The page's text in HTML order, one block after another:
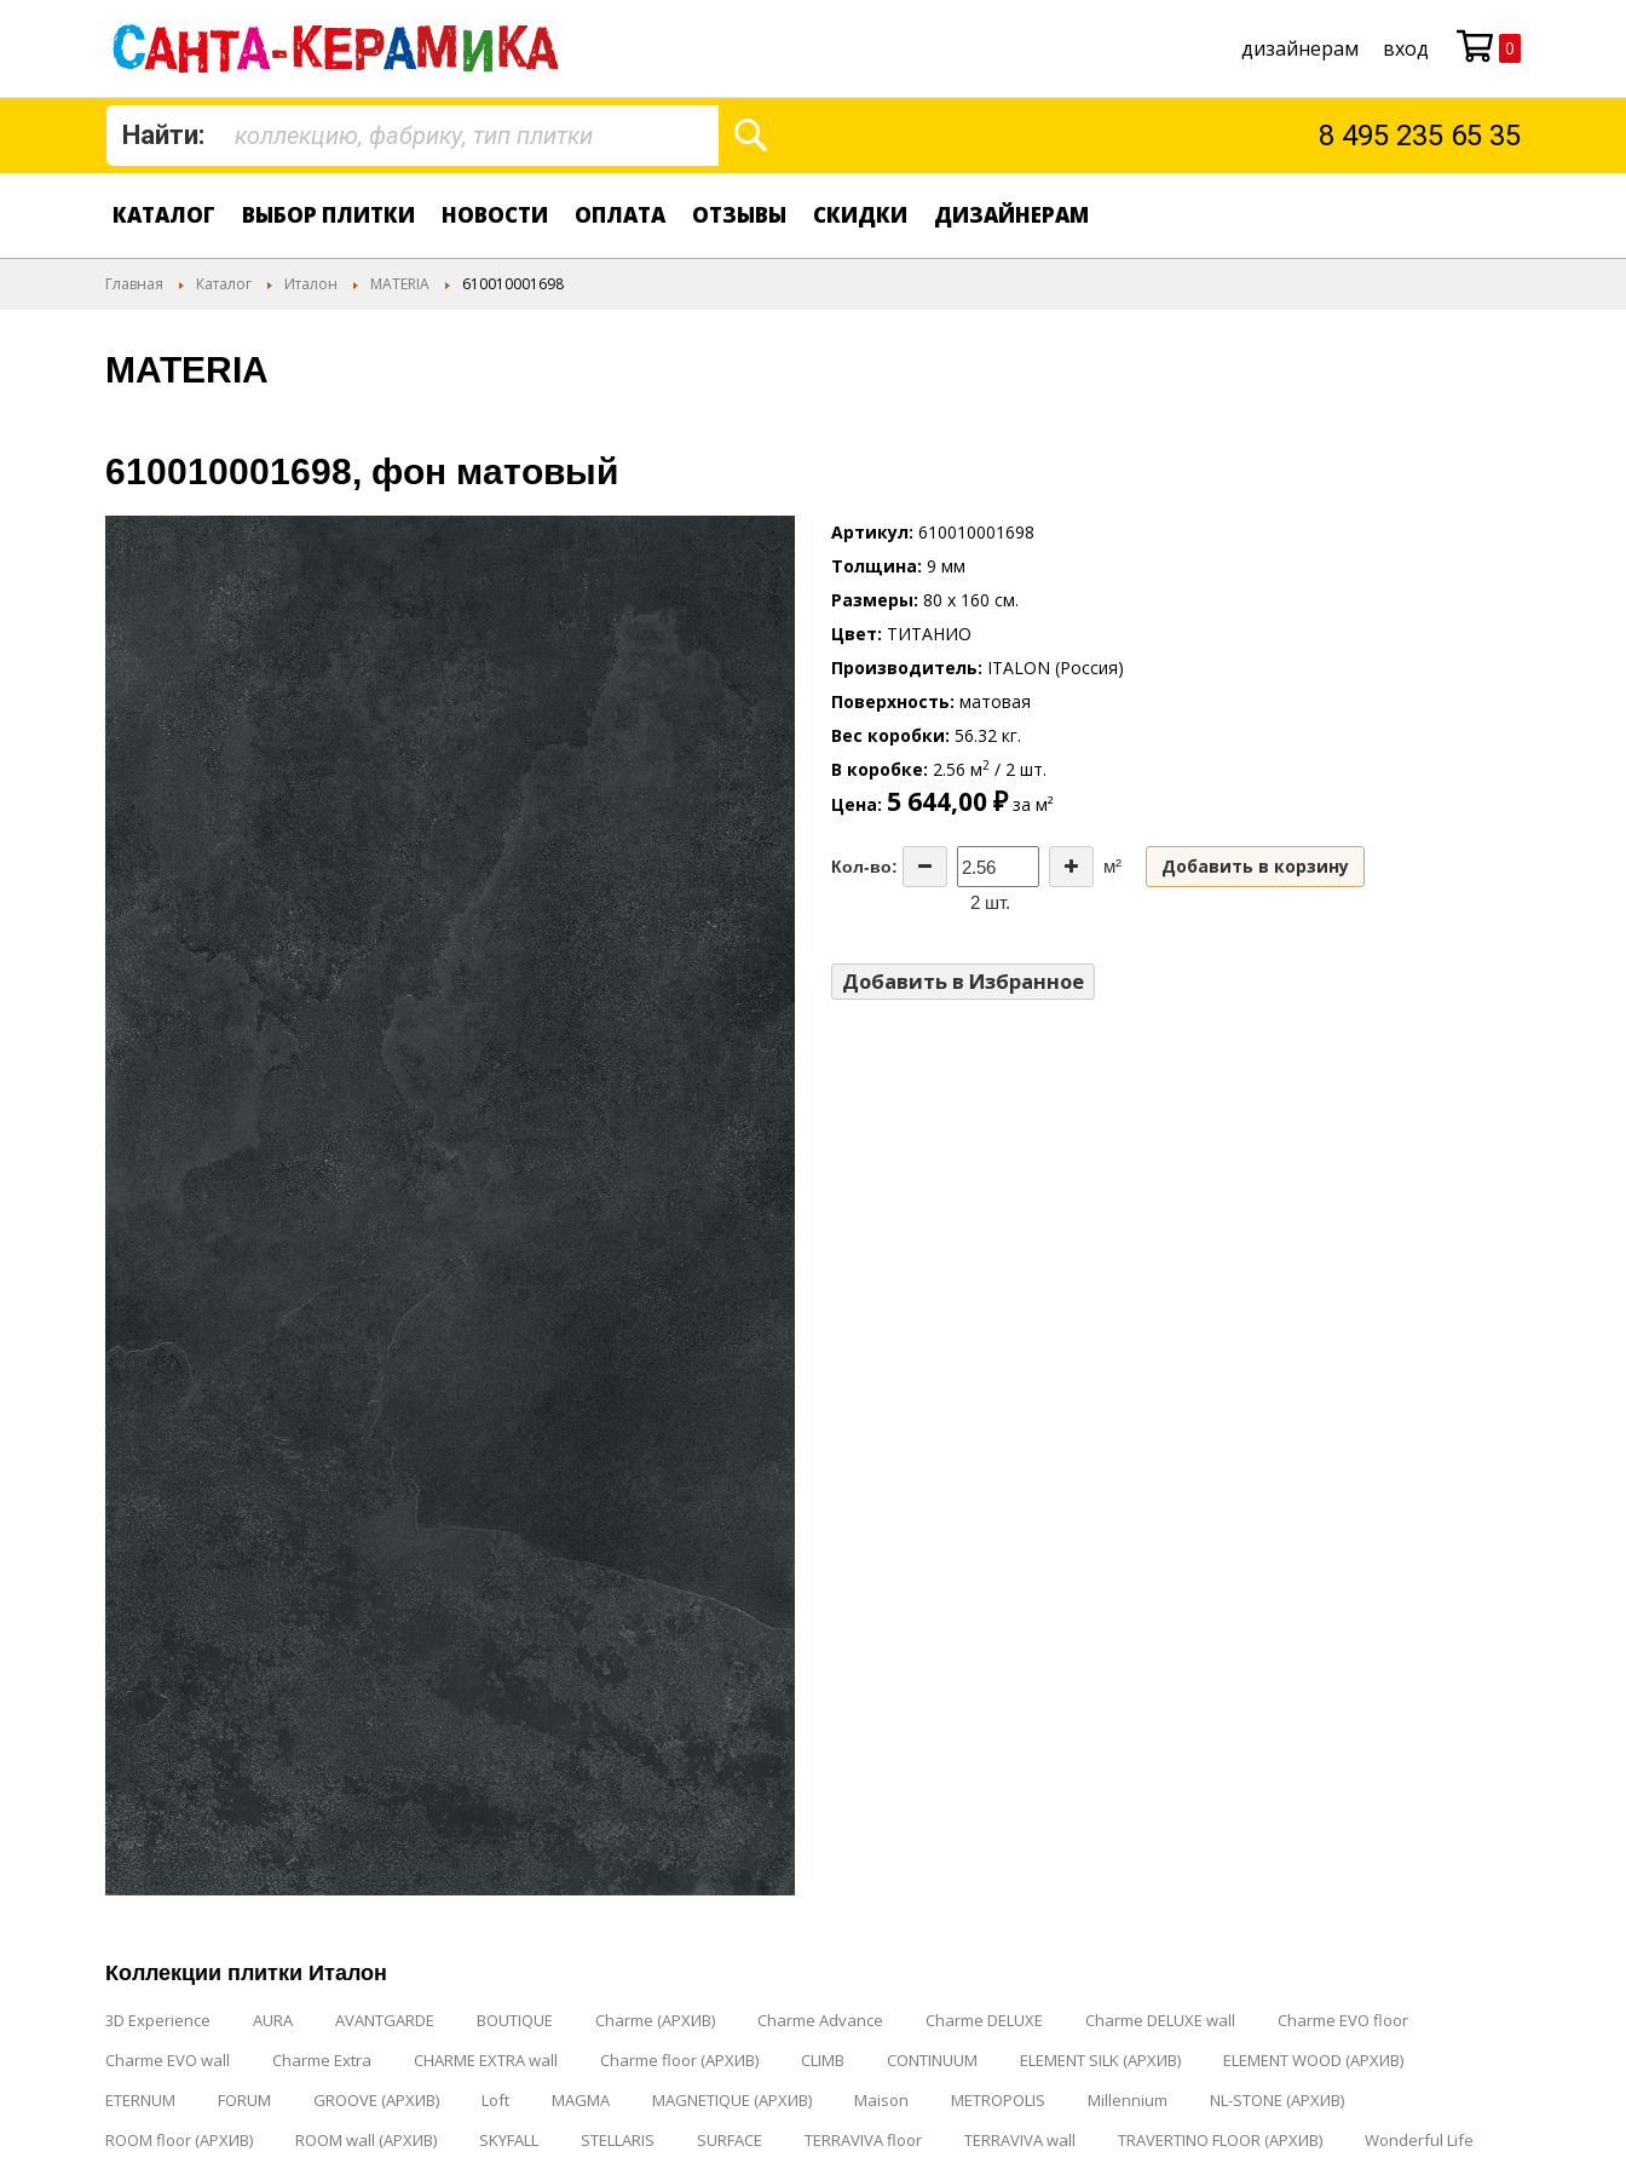
дизайнерам вход Моя корзина
0
Найти: 8 495 235 65 35
КАТАЛОГ ВЫБОР ПЛИТКИ НОВОСТИ ОПЛАТА ОТЗЫВЫ СКИДКИ ДИЗАЙНЕРАМ
Главная Каталог Италон MATERIA 610010001698
MATERIA
610010001698, фон матовый
Артикул 610010001698
Толщина 9 мм
Размеры 80 x 160 см.
Цвет ТИТАНИО
Производитель ITALON (Россия)
Поверхность матовая
Вес коробки 56.32 кг.
В коробке 2.56 м2 / 2 шт.
Цена 5 644,00 ₽за м²
Кол-во:
м²
2 шт.
Добавить в корзину
Добавить в Избранное
Коллекции плитки Италон
3D Experience AURA AVANTGARDE BOUTIQUE Charme (АРХИВ) Charme Advance Charme DELUXE Charme DELUXE wall
Charme EVO floor
Charme EVO wall
Charme Extra CHARME EXTRA wall Charme floor (АРХИВ) CLIMB CONTINUUM ELEMENT SILK (АРХИВ)
ELEMENT WOOD (АРХИВ)
ETERNUM
FORUM GROOVE (АРХИВ) Loft MAGMA MAGNETIQUE (АРХИВ) Maison METROPOLIS Millennium
NL-STONE (АРХИВ)
ROOM floor (АРХИВ)
ROOM wall (АРХИВ) SKYFALL STELLARIS SURFACE TERRAVIVA floor TERRAVIVA wall TRAVERTINO FLOOR (АРХИВ) Wonderful Life